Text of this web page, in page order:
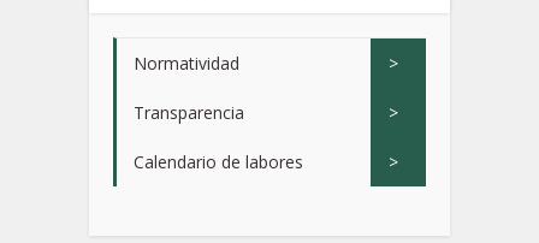
Normatividad >
Transparencia >
Calendario de labores >